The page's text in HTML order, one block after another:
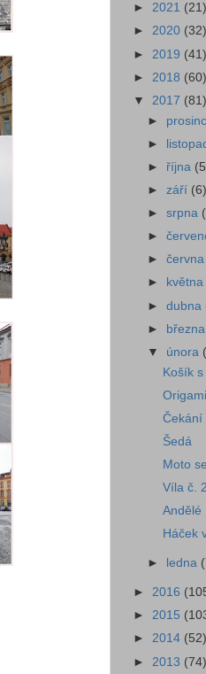
► 2021 (21)
► 2020 (32)
► 2019 (41)
► 2018 (60)
▼ 2017 (81)
►
►
►října
►září (6)
►srpna
►
►června
►
května
►dubna
► března
▼ února
Košík
Čekání
Šedá
Moto
Víla č. 2
Andělé
Háček
► ledna
► 2016
► 2015
► 2014 (52)
► 2013 (74)